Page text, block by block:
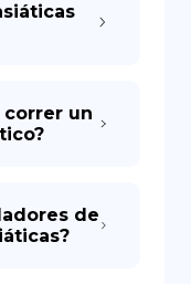
correr un
de